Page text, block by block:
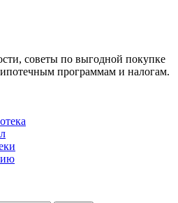
советы по выгодной покупке
программам и налогам.